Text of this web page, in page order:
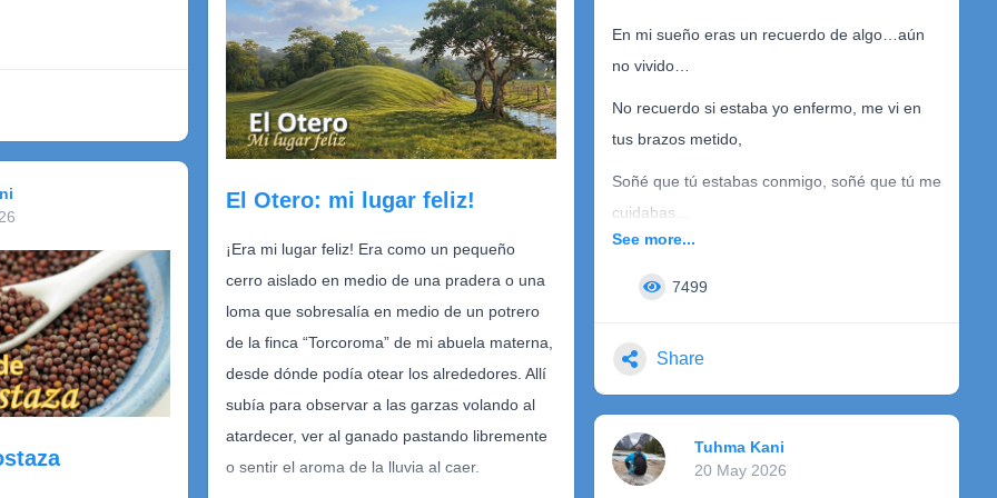
Y llegó al lugar donde nació. O tal vez,al lugar
donde volvió a nacer.
mineral,
ni tener un olor
es hidratar y quitar la
intelecto,
En mi sueño eras un recuerdo de algo…aún
no vivido…
No recuerdo si estaba yo enfermo, me vi en
tus brazos metido,
Soñé que tú estabas conmigo, soñé que tú me
cuidabas…
había cerrado
Anoche mientras dormía, soñé que te
recordaba
Tú acariciabas mi rostro, yo el rostro tuyo
See more...
7499
Share
El Otero: mi lugar feliz!
¡Era mi lugar feliz! Era como un pequeño
cerro aislado en medio de una pradera o una
loma que sobresalía en medio de un potrero
de la finca “Torcoroma” de mi abuela materna,
desde dónde podía otear los alrededores. Allí
subía para observar a las garzas volando al
atardecer, ver al ganado pastando libremente
o sentir el aroma de la lluvia al caer.
Tuhma Kani
20 May 2026